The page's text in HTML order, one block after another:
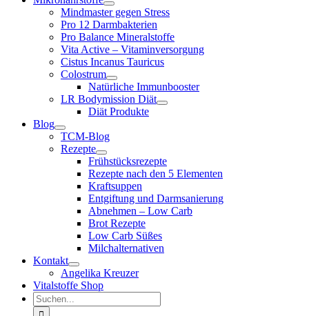
Mindmaster gegen Stress
Pro 12 Darmbakterien
Pro Balance Mineralstoffe
Vita Active – Vitaminversorgung
Cistus Incanus Tauricus
Colostrum
Natürliche Immunbooster
LR Bodymission Diät
Diät Produkte
Blog
TCM-Blog
Rezepte
Frühstücksrezepte
Rezepte nach den 5 Elementen
Kraftsuppen
Entgiftung und Darmsanierung
Abnehmen – Low Carb
Brot Rezepte
Low Carb Süßes
Milchalternativen
Kontakt
Angelika Kreuzer
Vitalstoffe Shop
Suche
nach: